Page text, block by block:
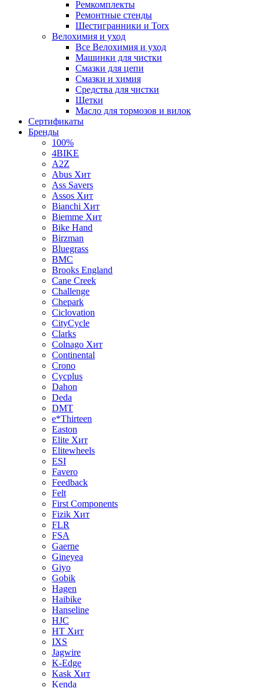
Ремкомплекты
Ремонтные стенды
Шестигранники и Torx
Велохимия и уход
Все Велохимия и уход
Машинки для чистки
Смазки для цепи
Смазки и химия
Средства для чистки
Щетки
Масло для тормозов и вилок
Сертификаты
Бренды
100%
4BIKE
A2Z
Abus Хит
Ass Savers
Assos Хит
Bianchi Хит
Biemme Хит
Bike Hand
Birzman
Bluegrass
BMC
Brooks England
Cane Creek
Challenge
Chepark
Ciclovation
CityCycle
Clarks
Colnago Хит
Continental
Crono
Cycplus
Dahon
Deda
DMT
e*Thirteen
Easton
Elite Хит
Elitewheels
ESI
Favero
Feedback
Felt
First Components
Fizik Хит
FLR
FSA
Gaerne
Gineyea
Giyo
Gobik
Hagen
Haibike
Hanseline
HJC
HT Хит
IXS
Jagwire
K-Edge
Kask Хит
Kenda